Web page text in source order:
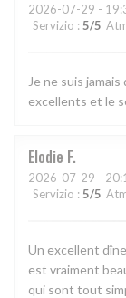
2026-07-29 -
Servizio : 5/5
Je ne suis
excellents et le
Elodie F
2026-07-29 -
Servizio : 5/5
Un excellent
est vraiment
qui sont tout